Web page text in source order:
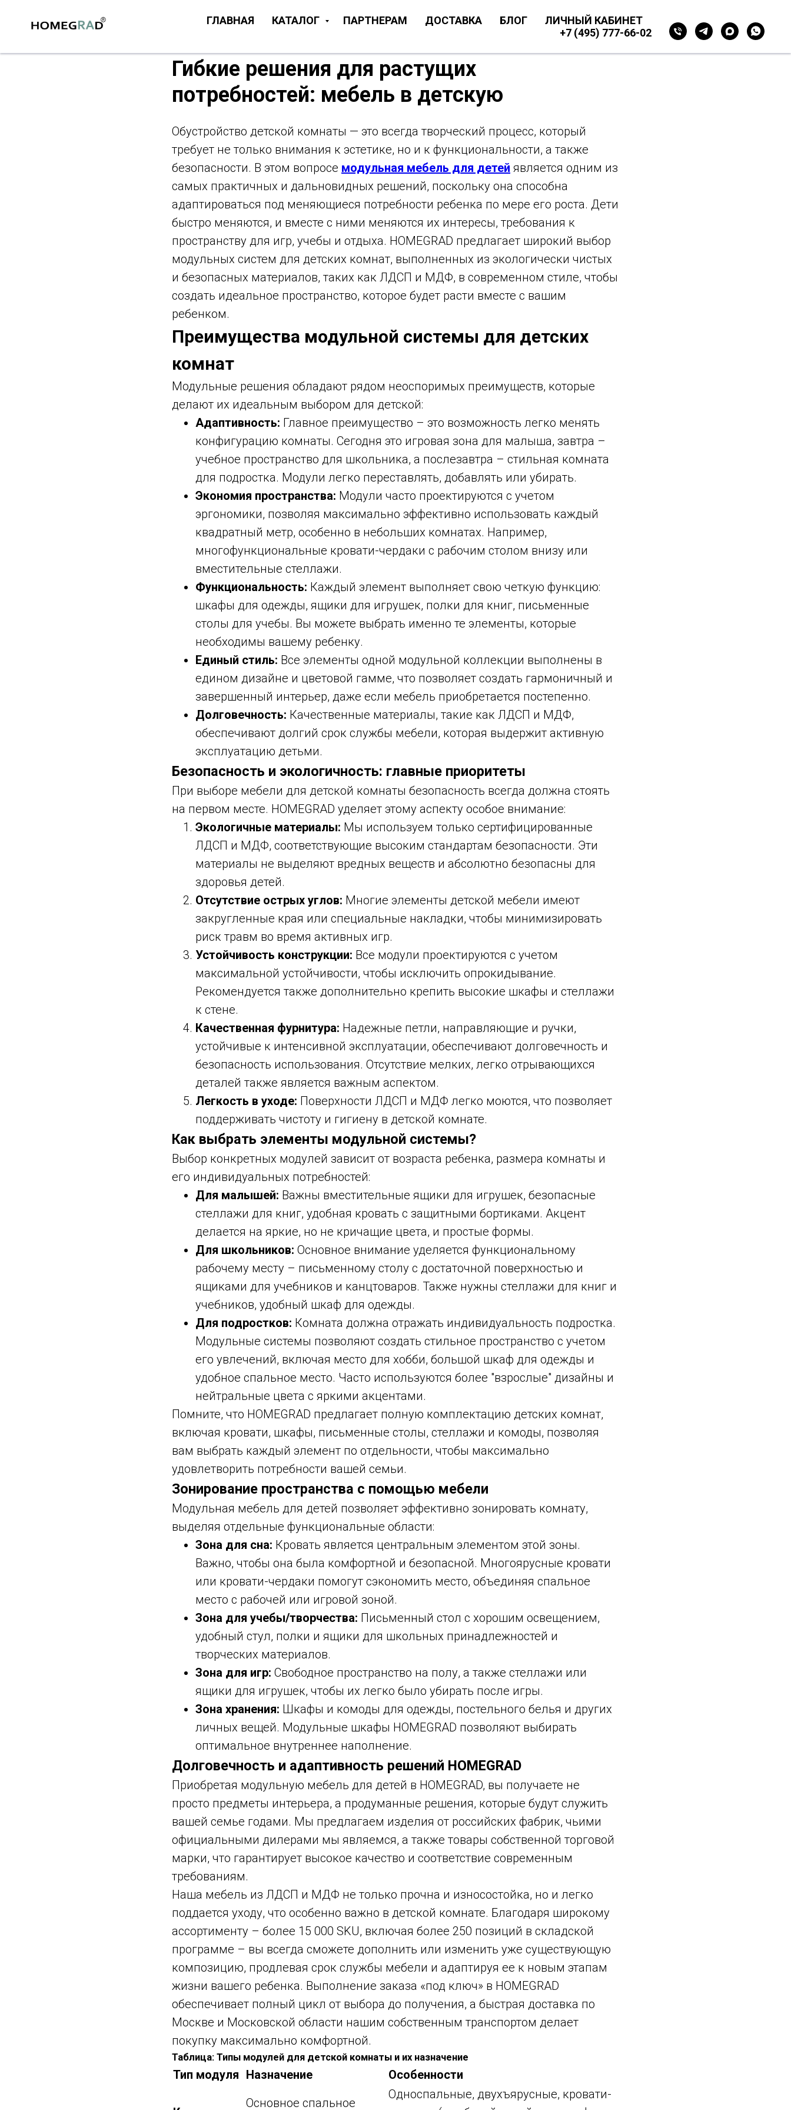
ГЛАВНАЯ КАТАЛОГ ПАРТНЕРАМ ДОСТАВКА БЛОГ
ЛИЧНЫЙ КАБИНЕТ
+7 (495) 777-66-02
Гибкие решения для растущих
потребностей: мебель в детскую
Обустройство детской комнаты — это всегда творческий процесс, который
требует не только внимания к эстетике, но и к функциональности, а также
безопасности. В этом вопросе модульная мебель для детей является одним из
самых практичных и дальновидных решений, поскольку она способна
адаптироваться под меняющиеся потребности ребенка по мере его роста. Дети
быстро меняются, и вместе с ними меняются их интересы, требования к
пространству для игр, учебы и отдыха. HOMEGRAD предлагает широкий выбор
модульных систем для детских комнат, выполненных из экологически чистых
и безопасных материалов, таких как ЛДСП и МДФ, в современном стиле, чтобы
создать идеальное пространство, которое будет расти вместе с вашим
ребенком.
Преимущества модульной системы для детских
комнат
Модульные решения обладают рядом неоспоримых преимуществ, которые
делают их идеальным выбором для детской:
Адаптивность: Главное преимущество – это возможность легко менять
конфигурацию комнаты. Сегодня это игровая зона для малыша, завтра –
учебное пространство для школьника, а послезавтра – стильная комната
для подростка. Модули легко переставлять, добавлять или убирать.
Экономия пространства: Модули часто проектируются с учетом
эргономики, позволяя максимально эффективно использовать каждый
квадратный метр, особенно в небольших комнатах. Например,
многофункциональные кровати-чердаки с рабочим столом внизу или
вместительные стеллажи.
Функциональность: Каждый элемент выполняет свою четкую функцию:
шкафы для одежды, ящики для игрушек, полки для книг, письменные
столы для учебы. Вы можете выбрать именно те элементы, которые
необходимы вашему ребенку.
Единый стиль: Все элементы одной модульной коллекции выполнены в
едином дизайне и цветовой гамме, что позволяет создать гармоничный и
завершенный интерьер, даже если мебель приобретается постепенно.
Долговечность: Качественные материалы, такие как ЛДСП и МДФ,
обеспечивают долгий срок службы мебели, которая выдержит активную
эксплуатацию детьми.
Безопасность и экологичность: главные приоритеты
При выборе мебели для детской комнаты безопасность всегда должна стоять
на первом месте. HOMEGRAD уделяет этому аспекту особое внимание:
Экологичные материалы: Мы используем только сертифицированные
ЛДСП и МДФ, соответствующие высоким стандартам безопасности. Эти
материалы не выделяют вредных веществ и абсолютно безопасны для
здоровья детей.
Отсутствие острых углов: Многие элементы детской мебели имеют
закругленные края или специальные накладки, чтобы минимизировать
риск травм во время активных игр.
Устойчивость конструкции: Все модули проектируются с учетом
максимальной устойчивости, чтобы исключить опрокидывание.
Рекомендуется также дополнительно крепить высокие шкафы и стеллажи
к стене.
Качественная фурнитура: Надежные петли, направляющие и ручки,
устойчивые к интенсивной эксплуатации, обеспечивают долговечность и
безопасность использования. Отсутствие мелких, легко отрывающихся
деталей также является важным аспектом.
Легкость в уходе: Поверхности ЛДСП и МДФ легко моются, что позволяет
поддерживать чистоту и гигиену в детской комнате.
Как выбрать элементы модульной системы?
Выбор конкретных модулей зависит от возраста ребенка, размера комнаты и
его индивидуальных потребностей:
Для малышей: Важны вместительные ящики для игрушек, безопасные
стеллажи для книг, удобная кровать с защитными бортиками. Акцент
делается на яркие, но не кричащие цвета, и простые формы.
Для школьников: Основное внимание уделяется функциональному
рабочему месту – письменному столу с достаточной поверхностью и
ящиками для учебников и канцтоваров. Также нужны стеллажи для книг и
учебников, удобный шкаф для одежды.
Для подростков: Комната должна отражать индивидуальность подростка.
Модульные системы позволяют создать стильное пространство с учетом
его увлечений, включая место для хобби, большой шкаф для одежды и
удобное спальное место. Часто используются более "взрослые" дизайны и
нейтральные цвета с яркими акцентами.
Помните, что HOMEGRAD предлагает полную комплектацию детских комнат,
включая кровати, шкафы, письменные столы, стеллажи и комоды, позволяя
вам выбрать каждый элемент по отдельности, чтобы максимально
удовлетворить потребности вашей семьи.
Зонирование пространства с помощью мебели
Модульная мебель для детей позволяет эффективно зонировать комнату,
выделяя отдельные функциональные области:
Зона для сна: Кровать является центральным элементом этой зоны.
Важно, чтобы она была комфортной и безопасной. Многоярусные кровати
или кровати-чердаки помогут сэкономить место, объединяя спальное
место с рабочей или игровой зоной.
Зона для учебы/творчества: Письменный стол с хорошим освещением,
удобный стул, полки и ящики для школьных принадлежностей и
творческих материалов.
Зона для игр: Свободное пространство на полу, а также стеллажи или
ящики для игрушек, чтобы их легко было убирать после игры.
Зона хранения: Шкафы и комоды для одежды, постельного белья и других
личных вещей. Модульные шкафы HOMEGRAD позволяют выбирать
оптимальное внутреннее наполнение.
Долговечность и адаптивность решений HOMEGRAD
Приобретая модульную мебель для детей в HOMEGRAD, вы получаете не
просто предметы интерьера, а продуманные решения, которые будут служить
вашей семье годами. Мы предлагаем изделия от российских фабрик, чьими
официальными дилерами мы являемся, а также товары собственной торговой
марки, что гарантирует высокое качество и соответствие современным
требованиям.
Наша мебель из ЛДСП и МДФ не только прочна и износостойка, но и легко
поддается уходу, что особенно важно в детской комнате. Благодаря широкому
ассортименту – более 15 000 SKU, включая более 250 позиций в складской
программе – вы всегда сможете дополнить или изменить уже существующую
композицию, продлевая срок службы мебели и адаптируя ее к новым этапам
жизни вашего ребенка. Выполнение заказа «под ключ» в HOMEGRAD
обеспечивает полный цикл от выбора до получения, а быстрая доставка по
Москве и Московской области нашим собственным транспортом делает
покупку максимально комфортной.
Таблица: Типы модулей для детской комнаты и их назначение
Тип модуля Назначение Особенности
Основное спальное
Односпальные, двухъярусные, кровати-